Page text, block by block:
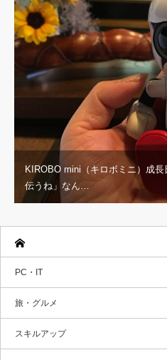
KIROBO mini（キロボミニ）成
伝うね」なん…
PC・IT
旅・グルメ
スキルアップ